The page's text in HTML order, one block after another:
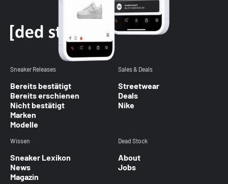
Sneaker Releases
Bereits bestätigt
Bereits erschienen
Nicht bestätigt
Marken
Modelle
Sales & Deals
Streetwear
Deals
Nike
Wissen
Sneaker Lexikon
News
Magazin
Dead Stock
About
Jobs